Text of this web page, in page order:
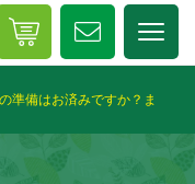
準備はお済みですか？ま